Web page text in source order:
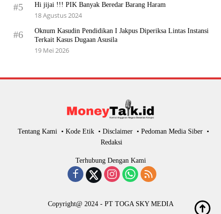
#5 Hi jijai !!! PIK Banyak Beredar Barang Haram
18 Agustus 2024
#6
Oknum Kasudin Pendidikan I Jakpus Diperiksa Lintas Instansi
Terkait Kasus Dugaan Asusila
19 Mei 2026
Tentang Kami Kode Etik Disclaimer
Pedoman Media Siber
Redaksi
Terhubung Dengan Kami
Copyright@ 2024 - PT TOGA SKY MEDIA